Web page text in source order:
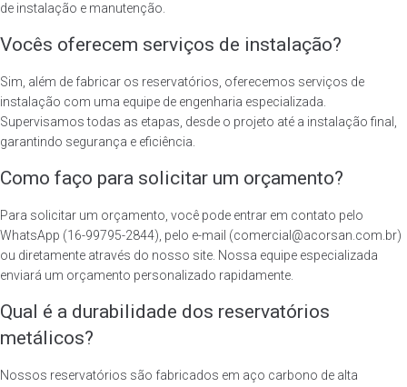
de instalação e manutenção.
Vocês oferecem serviços de instalação?
Sim, além de fabricar os reservatórios, oferecemos serviços de
instalação com uma equipe de engenharia especializada.
Supervisamos todas as etapas, desde o projeto até a instalação final,
garantindo segurança e eficiência.
Como faço para solicitar um orçamento?
Para solicitar um orçamento, você pode entrar em contato pelo
WhatsApp (16-99795-2844), pelo e-mail (comercial@acorsan.com.br)
ou diretamente através do nosso site. Nossa equipe especializada
enviará um orçamento personalizado rapidamente.
Qual é a durabilidade dos reservatórios
metálicos?
Nossos reservatórios são fabricados em aço carbono de alta